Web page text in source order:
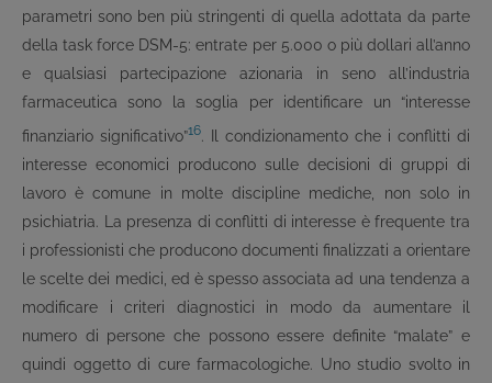
parametri sono ben più stringenti di quella adottata da parte
della task force DSM-5: entrate per 5.000 o più dollari all’anno
e qualsiasi partecipazione azionaria in seno all’industria
farmaceutica sono la soglia per identificare un “interesse
finanziario significativo”16. Il condizionamento che i conflitti di
interesse economici producono sulle decisioni di gruppi di
lavoro è comune in molte discipline mediche, non solo in
psichiatria. La presenza di conflitti di interesse è frequente tra
i professionisti che producono documenti finalizzati a orientare
le scelte dei medici, ed è spesso associata ad una tendenza a
modificare i criteri diagnostici in modo da aumentare il
numero di persone che possono essere definite “malate” e
quindi oggetto di cure farmacologiche. Uno studio svolto in